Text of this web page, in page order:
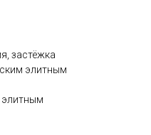
застёжка
элитным
элитным